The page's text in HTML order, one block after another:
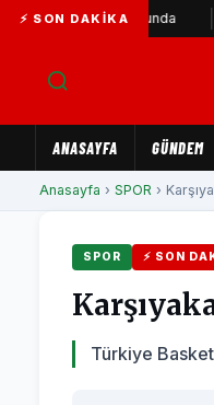
⚡ SON DAKIKA
Karşıyaka yolunda
ANASAYFA GÜNDEM
Anasayfa › SPOR ›
SPOR ⚡ SON
Türkiye